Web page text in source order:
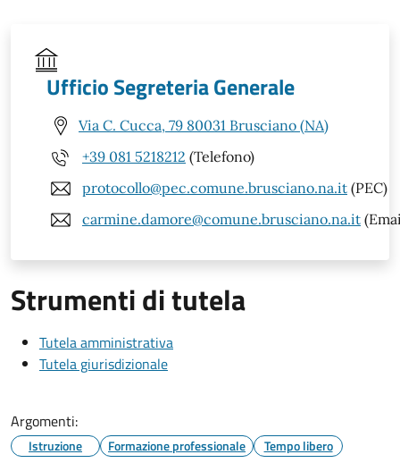
Ufficio Segreteria Generale
Via C. Cucca, 79 80031 Brusciano (NA)
+39 081 5218212 (Telefono)
protocollo@pec.comune.brusciano.na.it (PEC)
carmine.damore@comune.brusciano.na.it
Strumenti di tutela
Tutela amministrativa
Tutela giurisdizionale
Argomenti:
Istruzione Formazione professionale Tempo libero